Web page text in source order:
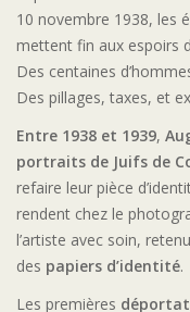
10 novembre 1938, les
mettent fin aux espoirs
Des centaines
Des pillages, taxes, et
Entre 1938 et 1939,
portraits de Juifs de
refaire leur pièce
rendent chez le
l’artiste avec soin,
des papiers d’identité.
Les premières